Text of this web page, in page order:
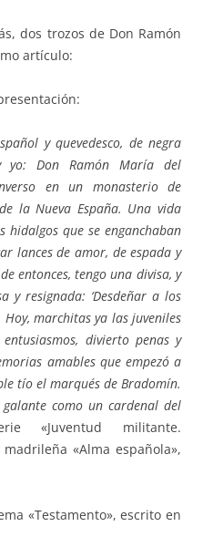
trozos de Don Ramón
artículo:
y quevedesco, de negra
yo: Don Ramón María del
en un monasterio de
la Nueva España. Una vida
hidalgos que se enganchaban
lances de amor, de espada y
entonces, tengo una divisa, y
y resignada: ‘Desdeñar a los
marchitas ya las juveniles
divierto penas y
amables que empezó a
tío el marqués de Bradomín.
galante como un cardenal del
«Juventud militante.
«Alma española»,
escrito en